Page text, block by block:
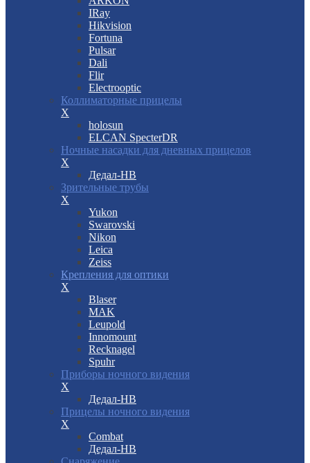
IRay
Hikvision
Fortuna
Pulsar
Dali
Flir
Electrooptic
Коллиматорные прицелы
X
holosun
ELCAN SpecterDR
Ночные насадки для дневных прицелов
X
Дедал-НВ
Зрительные трубы
X
Yukon
Swarovski
Nikon
Leica
Zeiss
Крепления для оптики
X
Blaser
MAK
Leupold
Innomount
Recknagel
Spuhr
Приборы ночного видения
X
Дедал-НВ
Прицелы ночного видения
X
Combat
Дедал-НВ